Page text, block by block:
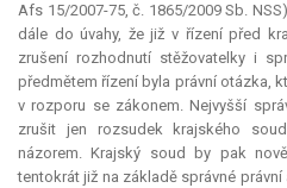
Afs 15/2007-75, č. 1865/2009 Sb.
dále do úvahy, že již v řízení před
zrušení rozhodnutí stěžovatelky i
předmětem řízení byla právní otázka,
v rozporu se zákonem. Nejvyšší
zrušit jen rozsudek krajského
názorem. Krajský soud by pak
tentokrát již na základě správné